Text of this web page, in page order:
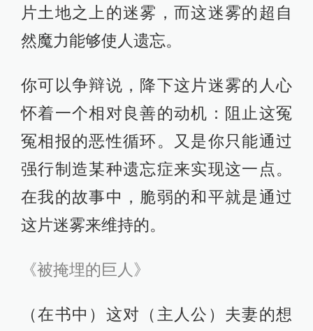
片土地之上的迷雾，而这迷雾的超自
然魔力能够使人遗忘。
你可以争辩说，降下这片迷雾的人心
怀着一个相对良善的动机：阻止这冤
冤相报的恶性循环。又是你只能通过
强行制造某种遗忘症来实现这一点。
在我的故事中，脆弱的和平就是通过
这片迷雾来维持的。
《被掩埋的巨人》
（在书中）这对（主人公）夫妻的想